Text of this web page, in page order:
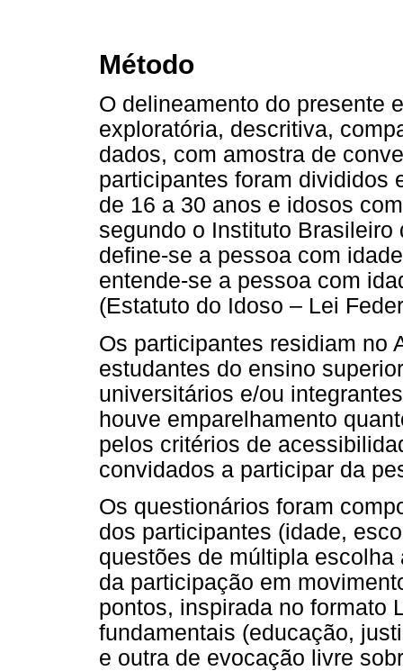
Método
O delineamento do presente
exploratória, descritiva,
dados, com amostra de
participantes foram divididos
de 16 a 30 anos e idosos
segundo o Instituto
define-se a pessoa com
entende-se a pessoa com
(Estatuto do Idoso – Lei
Os participantes residiam no
estudantes do ensino
universitários e/ou
houve emparelhamento
pelos critérios de
convidados a participar da
Os questionários foram
dos participantes (idade,
questões de múltipla
da participação em
pontos, inspirada no formato
fundamentais (educação,
e outra de evocação livre